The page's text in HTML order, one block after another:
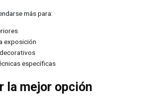
más para:
exposición
específicas
la mejor opción